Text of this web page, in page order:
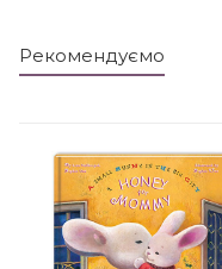
Рекомендуємо